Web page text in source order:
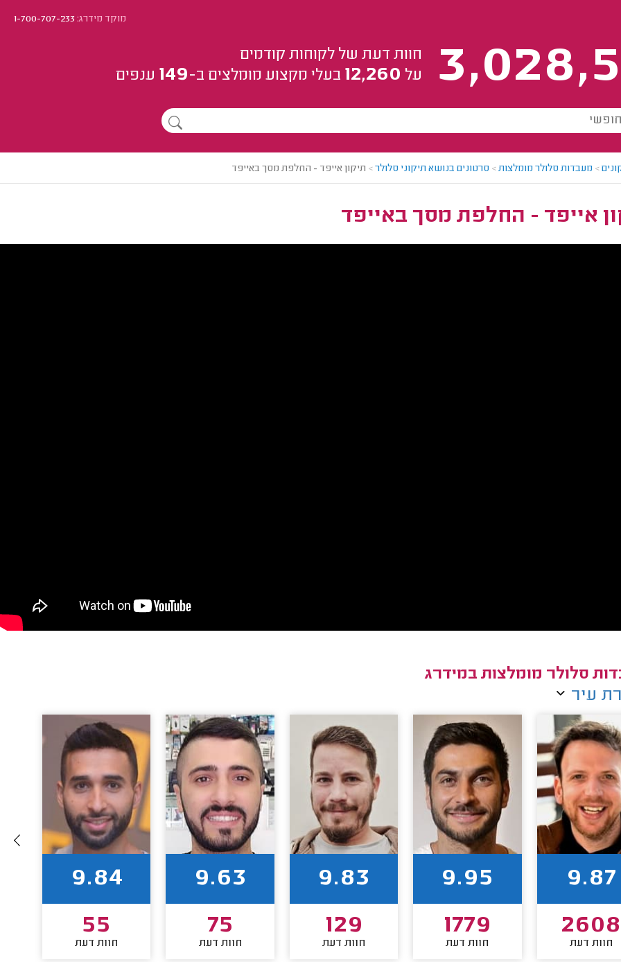
מוקד מידרג:1-700-707-233
חוות דעת של לקוחות קודמים
על 12,260 בעלי מקצוע מומלצים ב-149 ענפים
> מעבדות סלולר מומלצות> סרטונים בנושא תיקוני סלולר> תיקון אייפד - החלפת מסך באייפד
אייפד - החלפת מסך באייפד
סלולר מומלצות במידרג
עיר
9.87
2608
חוות דעת
9.95
1779
חוות דעת
9.83
129
חוות דעת
9.63
75
חוות דעת
9.84
55
חוות דעת